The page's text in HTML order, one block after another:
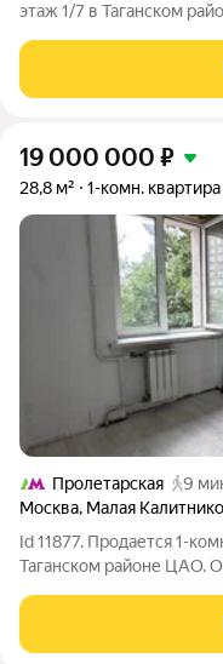
этаж 1/7 в Таганском
ремонтом и техникой,
потолки. Квартира
19 000 000 ₽
28,8 м² 1-комн. квартира
Пролетарская
9
Москва, Малая
Id 11877. Продается 1-
Таганском районе ЦАО. Общая
этажного дома. Есть
квартире